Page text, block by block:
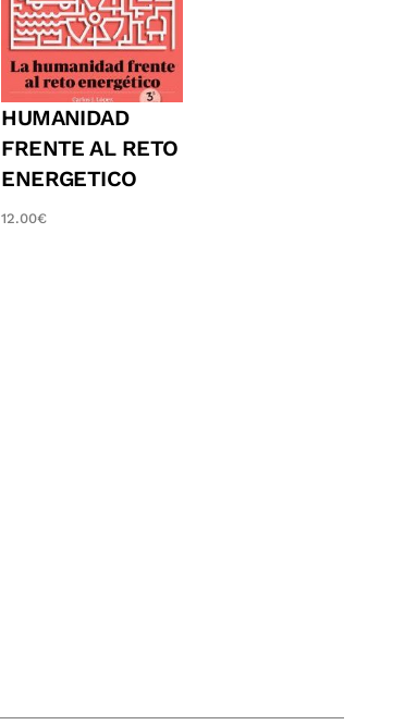
HUMANIDAD
FRENTE AL RETO
ENERGETICO
12.00€